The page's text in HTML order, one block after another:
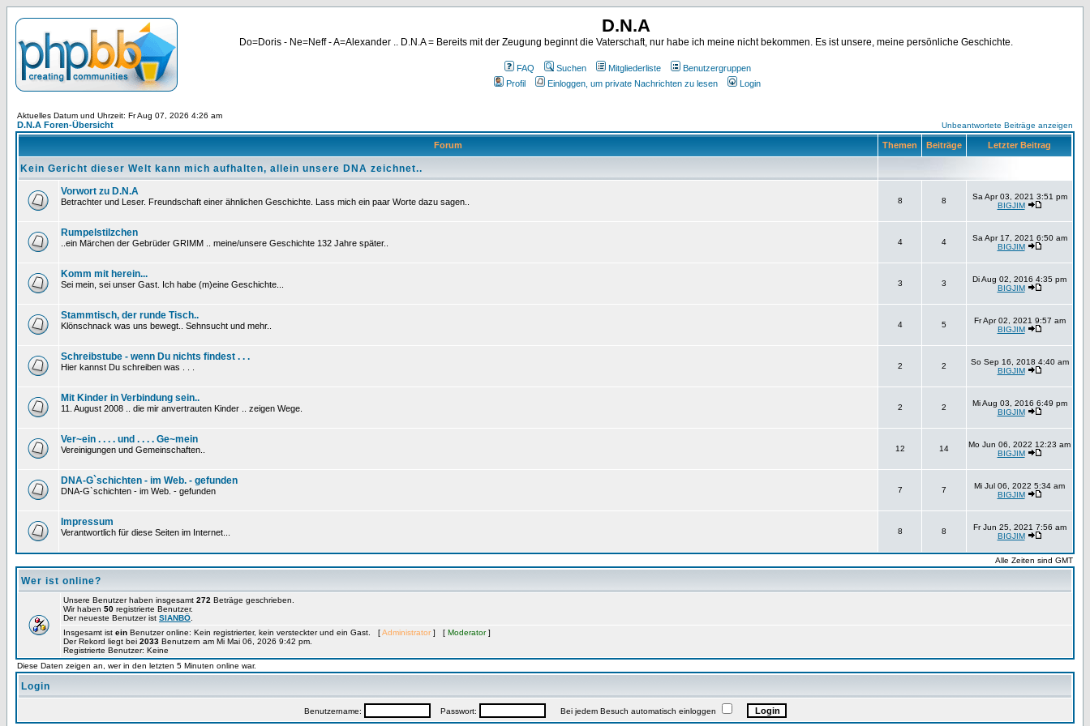
D.N.A
Do=Doris - Ne=Neff - A=Alexander .. D.N.A = Bereits mit der Zeugung beginnt die Vaterschaft, nur habe ich meine nicht bekommen. Es ist unsere, meine persönliche Geschichte.
FAQ Suchen Mitgliederliste
Benutzergruppen
Profil
Einloggen, um private Nachrichten zu lesen Login
Aktuelles Datum und Uhrzeit: Fr Aug 07, 2026 4:26 am
D.N.A Foren-Übersicht Unbeantwortete Beiträge anzeigen
Forum Themen Beiträge Letzter Beitrag
Kein Gericht dieser Welt kann mich aufhalten, allein unsere DNA zeichnet..
Vorwort zu D.N.A
Betrachter und Leser. Freundschaft einer ähnlichen Geschichte. Lass mich ein paar Worte dazu sagen.. 8 8
Sa Apr 03, 2021 3:51 pm
BIGJIM
Rumpelstilzchen
..ein Märchen der Gebrüder GRIMM .. meine/unsere Geschichte 132 Jahre später.. 4 4
Sa Apr 17, 2021 6:50 am
BIGJIM
Komm mit herein...
Sei mein, sei unser Gast. Ich habe (m)eine Geschichte... 3 3
Di Aug 02, 2016 4:35 pm
BIGJIM
Stammtisch, der runde Tisch..
Klönschnack was uns bewegt.. Sehnsucht und mehr.. 4 5
Fr Apr 02, 2021 9:57 am
BIGJIM
Schreibstube - wenn Du nichts findest . . .
Hier kannst Du schreiben was . . . 2 2
So Sep 16, 2018 4:40 am
BIGJIM
Mit Kinder in Verbindung sein..
11. August 2008 .. die mir anvertrauten Kinder .. zeigen Wege. 2 2
Mi Aug 03, 2016 6:49 pm
BIGJIM
Ver~ein . . . . und . . . . Ge~mein
Vereinigungen und Gemeinschaften.. 12 14
Mo Jun 06, 2022 12:23 am
BIGJIM
DNA-G`schichten - im Web. - gefunden
DNA-G`schichten - im Web. - gefunden 7 7
Mi Jul 06, 2022 5:34 am
BIGJIM
Impressum
Verantwortlich für diese Seiten im Internet... 8 8
Fr Jun 25, 2021 7:56 am
BIGJIM
Alle Zeiten sind GMT
Wer ist online?
Unsere Benutzer haben insgesamt 272 Beträge geschrieben.
Wir haben 50 registrierte Benutzer.
Der neueste Benutzer ist SIANBÖ
Insgesamt ist ein Benutzer online: Kein registrierter, kein versteckter und ein Gast. [Administrator ] [ Moderator]
Der Rekord liegt bei 2033 Benutzern am Mi Mai 06, 2026 9:42 pm.
Registrierte Benutzer: Keine
Diese Daten zeigen an, wer in den letzten 5 Minuten online war.
Login
Benutzername: Passwort: Bei jedem Besuch automatisch einloggen